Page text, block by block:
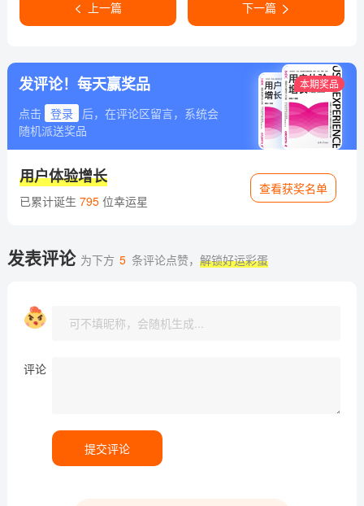
上一篇 下一篇
发评论！每天赢奖品
点击 登录
后，在评论区留言，系统会
随机派送奖品
本期奖品
用户体验增长
已累计诞生 795位幸运星
查看获奖名单
发表评论 为下方 5 条评论点赞，解锁好运彩蛋
评论
提交评论